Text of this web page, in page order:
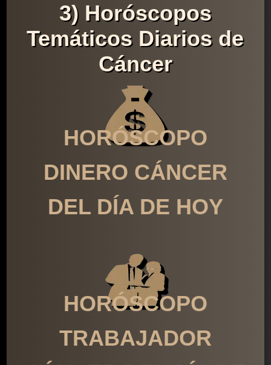
3) Horóscopos
Temáticos Diarios de
Cáncer
HORÓSCOPO
DINERO CÁNCER
DEL DÍA DE HOY
HORÓSCOPO
TRABAJADOR